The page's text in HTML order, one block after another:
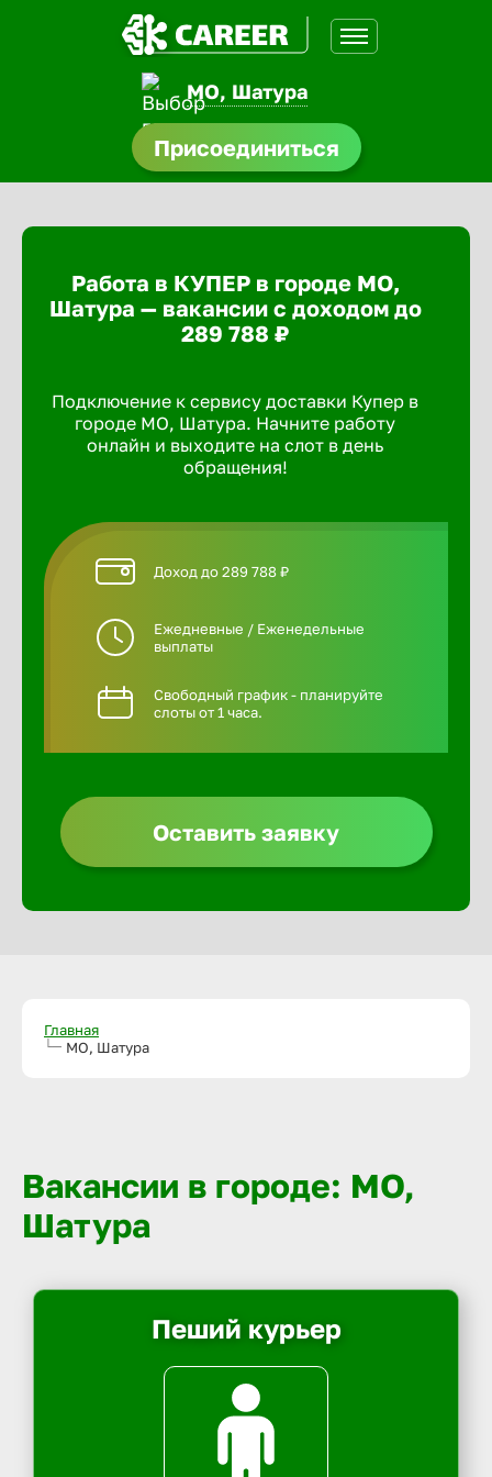
МО, Шатура
Присоединиться
Работа в КУПЕР в городе МО,
Шатура — вакансии с доходом до
289 788 ₽
Подключение к сервису доставки Купер в
городе МО, Шатура. Начните работу
онлайн и выходите на слот в день
обращения!
Доход до 289 788 ₽
Ежедневные / Еженедельные
выплаты
Свободный график - планируйте
слоты от 1 часа.
Оставить заявку
Главная
МО, Шатура
Вакансии в городе: МО,
Шатура
Пеший курьер